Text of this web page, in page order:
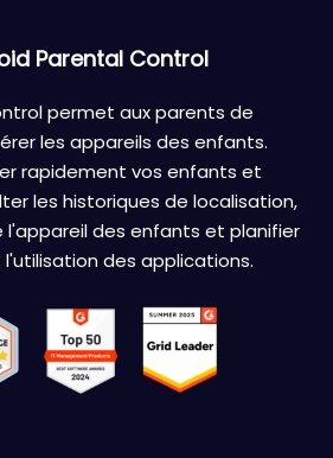
Parental Control
permet aux parents de
les appareils des enfants.
rapidement vos enfants et
les historiques de localisation,
l'appareil des enfants et planifier
des applications.